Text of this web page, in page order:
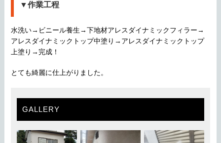
▼作業工程
水洗い→ビニール養生→下地材アレスダイナミックフィラー→
アレスダイナミックトップ中塗り→アレスダイナミックトップ
上塗り→完成！
とても綺麗に仕上がりました。
GALLERY